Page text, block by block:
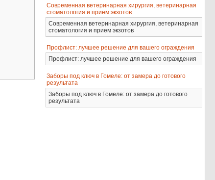
Современная ветеринарная хирургия, ветеринарная
стоматология и прием экзотов
Современная ветеринарная хирургия, ветеринарная
стоматология и прием экзотов
Профлист: лучшее решение для вашего ограждения
Профлист: лучшее решение для вашего ограждения
Заборы под ключ в Гомеле: от замера до готового
результата
Заборы под ключ в Гомеле: от замера до готового
результата